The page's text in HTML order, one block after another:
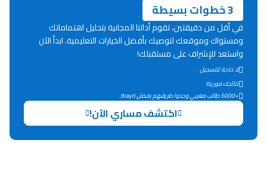
دليل التوجيه
التوجيه بالثانوي و الإعدادي
3 خطوات بسيطة
في أقل من دقيقتين، تقوم أداتنا المجانية بتحليل اهتماماتك
ومستواك وموقعك لتوصيك بأفضل الخيارات التعليمية. ابدأ الآن
واستعد للإشراف على مستقبلك!
لا حاجة للتسجيل
نتائجك فورية!
+5000 طالب مغربي وجدوا طريقهم بفضل 9rayti.
اكتشف مساري الآن!